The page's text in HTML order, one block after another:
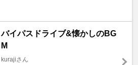
バイパスドライブ&懐かしのBG
M
kurajiさん